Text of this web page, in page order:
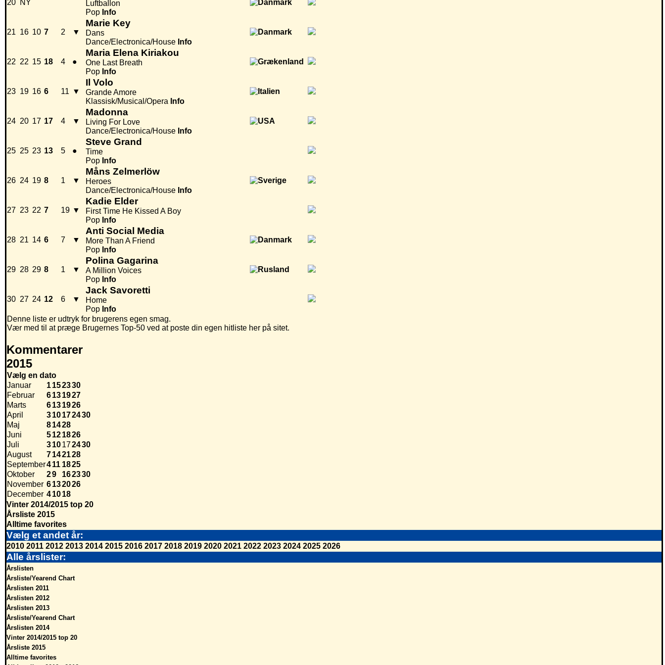
20 NY
Luftballon
Pop Info
21 16 10 7 2 ▼
Marie Key
Dans
Dance/Electronica/House Info
22 22 15 18 4 ●
Maria Elena Kiriakou
One Last Breath
Pop Info
23 19 16 6 11 ▼
Il Volo
Grande Amore
Klassisk/Musical/Opera Info
24 20 17 17 4 ▼
Madonna
Living For Love
Dance/Electronica/House Info
25 25 23 13 5 ●
Steve Grand
Time
Pop Info
26 24 19 8 1 ▼
Måns Zelmerlöw
Heroes
Dance/Electronica/House Info
27 23 22 7 19 ▼
Kadie Elder
First Time He Kissed A Boy
Pop Info
28 21 14 6 7 ▼
Anti Social Media
More Than A Friend
Pop Info
29 28 29 8 1 ▼
Polina Gagarina
A Million Voices
Pop Info
30 27 24 12 6 ▼
Jack Savoretti
Home
Pop Info
Denne liste er udtryk for brugerens egen smag.
Vær med til at præge Brugernes Top-50 ved at poste din egen hitliste her på sitet.
Kommentarer
2015
Vælg en dato
Januar
1152330
Februar
6131927
Marts
6131926
April
310172430
Maj
81428
Juni
5121826
Juli
310172430
August
7142128
September411 1825
Oktober
29 162330
November 6132026
December 41018
Vinter 2014/2015 top 20
Årsliste 2015
Alltime favorites
Vælg et andet år:
2010 2011 2012 2013 2014 2015 2016 2017 2018 2019 2020 2021 2022 2023 2024 2025 2026
Alle årslister:
Årslisten
Årsliste/Yearend Chart
Årslisten 2011
Årslisten 2012
Årslisten 2013
Årsliste/Yearend Chart
Årslisten 2014
Vinter 2014/2015 top 20
Årsliste 2015
Alltime favorites